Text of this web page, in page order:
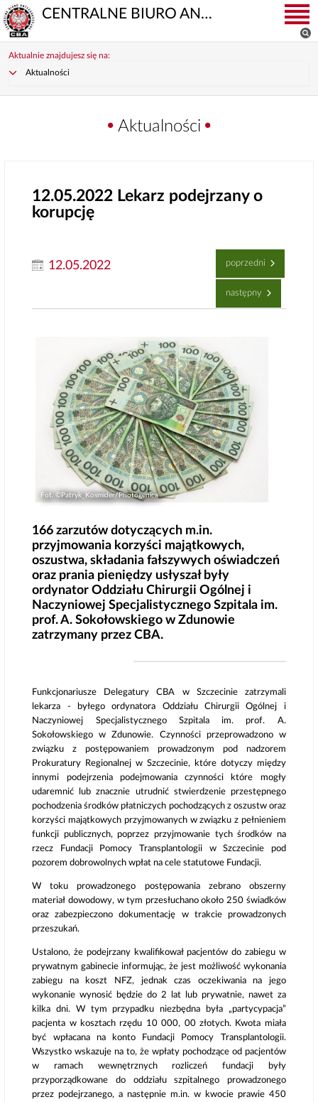
CENTRALNE BIURO ANTYKORUPCYJNE
Aktualnie znajdujesz się na:
Aktualności
Aktualności
12.05.2022 Lekarz podejrzany o
korupcję
12.05.2022 poprzedni
następny
Fot. ©Patryk_Kosmider/Photogenica
166 zarzutów dotyczących m.in.
przyjmowania korzyści majątkowych,
oszustwa, składania fałszywych oświadczeń
oraz prania pieniędzy usłyszał były
ordynator Oddziału Chirurgii Ogólnej i
Naczyniowej Specjalistycznego Szpitala im.
prof. A. Sokołowskiego w Zdunowie
zatrzymany przez CBA.
Funkcjonariusze Delegatury CBA w Szczecinie zatrzymali
lekarza - byłego ordynatora Oddziału Chirurgii Ogólnej i
Naczyniowej Specjalistycznego Szpitala im. prof. A.
Sokołowskiego w Zdunowie. Czynności przeprowadzono w
związku z postępowaniem prowadzonym pod nadzorem
Prokuratury Regionalnej w Szczecinie, które dotyczy między
innymi podejrzenia podejmowania czynności które mogły
udaremnić lub znacznie utrudnić stwierdzenie przestępnego
pochodzenia środków płatniczych pochodzących z oszustw oraz
korzyści majątkowych przyjmowanych w związku z pełnieniem
funkcji publicznych, poprzez przyjmowanie tych środków na
rzecz Fundacji Pomocy Transplantologii w Szczecinie pod
pozorem dobrowolnych wpłat na cele statutowe Fundacji.
W toku prowadzonego postępowania zebrano obszerny
materiał dowodowy, w tym przesłuchano około 250 świadków
oraz zabezpieczono dokumentację w trakcie prowadzonych
przeszukań.
Ustalono, że podejrzany kwalifikował pacjentów do zabiegu w
prywatnym gabinecie informując, że jest możliwość wykonania
zabiegu na koszt NFZ, jednak czas oczekiwania na jego
wykonanie wynosić będzie do 2 lat lub prywatnie, nawet za
kilka dni. W tym przypadku niezbędna była „partycypacja”
pacjenta w kosztach rzędu 10 000, 00 złotych. Kwota miała
być wpłacana na konto Fundacji Pomocy Transplantologii.
Wszystko wskazuje na to, że wpłaty pochodzące od pacjentów
w ramach wewnętrznych rozliczeń fundacji były
przyporządkowane do oddziału szpitalnego prowadzonego
przez podejrzanego, a następnie m.in. w kwocie prawie 450